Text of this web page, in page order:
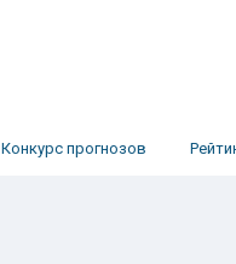
Конкурс прогнозов